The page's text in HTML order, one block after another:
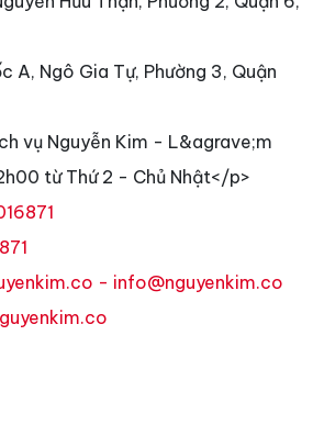
A, Ngô Gia Tự, Phường 3, Quận
vụ Nguyễn Kim - L&agrave;m
từ Thứ 2 - Chủ Nhật</p>
- info@nguyenkim.co